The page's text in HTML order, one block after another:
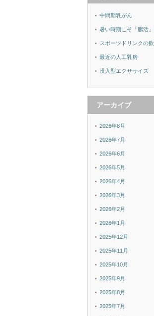
中間期乳がん
暑い時期こそ「腸活
スポーツドリンクの
最近の人工乳房
没入型エクササイズ
アーカイブ
2026年8月
2026年7月
2026年6月
2026年5月
2026年4月
2026年3月
2026年2月
2026年1月
2025年12月
2025年11月
2025年10月
2025年9月
2025年8月
2025年7月